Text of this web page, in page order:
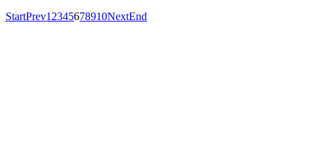
StartPrev1 2345678910NextEnd